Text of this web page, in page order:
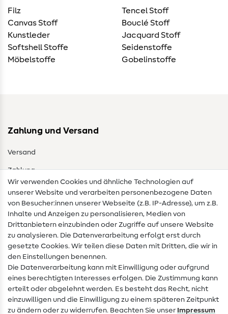
Filz
Canvas Stoff
Kunstleder
Softshell Stoffe
Möbelstoffe
Tencel Stoff
Bouclé Stoff
Jacquard Stoff
Seidenstoffe
Gobelinstoffe
Zahlung und Versand
Versand
Zahlung
Bestellung widerrufen
Kostenlose Ratgeber
Stofflexikon
Nählexikon
Nähanleitungen
Hilfe & Kontakt
Wir verwenden Cookies und ähnliche Technologien auf
unserer Website und verarbeiten personenbezogene Daten
von Besucher:innen unserer Webseite (z.B. IP-Adresse), um z.B.
Inhalte und Anzeigen zu personalisieren, Medien von
Drittanbietern einzubinden oder Zugriffe auf unsere Website
zu analysieren. Die Datenverarbeitung erfolgt erst durch
gesetzte Cookies. Wir teilen diese Daten mit Dritten, die wir in
den Einstellungen benennen.
Die Datenverarbeitung kann mit Einwilligung oder aufgrund
eines berechtigten Interesses erfolgen. Die Zustimmung kann
erteilt oder abgelehnt werden. Es besteht das Recht, nicht
einzuwilligen und die Einwilligung zu einem späteren Zeitpunkt
zu ändern oder zu widerrufen. Beachten Sie unser Impressum